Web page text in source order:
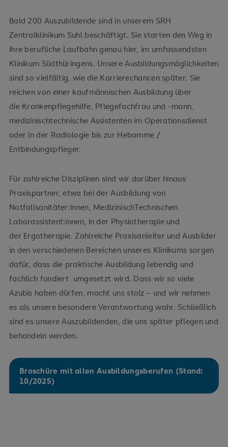
Bald 200 Auszubildende sind in unserem SRH
Zentralklinikum Suhl beschäftigt. Sie starten den Weg in
ihre berufliche Laufbahn genau hier, im umfassendsten
Klinikum Südthüringens. Unsere Ausbildungsmöglichkeiten
sind so vielfältig, wie die Karrierechancen später. Sie
reichen von einer kaufmännischen Ausbildung über
die Krankenpflegehilfe, Pflegefachfrau und -mann,
medizinischtechnische Assistenten im Operationsdienst
oder in der Radiologie bis zur Hebamme /
Entbindungspfleger.
Für zahlreiche Disziplinen sind wir darüber hinaus
Praxispartner, etwa bei der Ausbildung von
Notfallsanitäter:innen, MedizinischTechnischen
Laborassistent:innen, in der Physiotherapie und
der Ergotherapie. Zahlreiche Praxisanleiter und Ausbilder
in den verschiedenen Bereichen unseres Klinikums sorgen
dafür, dass die praktische Ausbildung lebendig und
fachlich fundiert umgesetzt wird. Dass wir so viele
Azubis haben dürfen, macht uns stolz – und wir nehmen
es als unsere besondere Verantwortung wahr. Schließlich
sind es unsere Auszubildenden, die uns später pflegen und
behandeln werden.
Broschüre mit allen Ausbildungsberufen (Stand:
10/2025)